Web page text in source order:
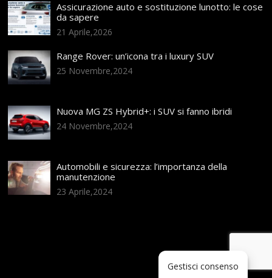
Assicurazione auto e sostituzione lunotto: le cose
da sapere
21 Aprile,2026
Range Rover: un’icona tra i luxury SUV
25 Novembre,2024
Nuova MG ZS Hybrid+: i SUV si fanno ibridi
24 Novembre,2024
Automobili e sicurezza: l’importanza della
manutenzione
23 Aprile,2024
Gestisci consenso